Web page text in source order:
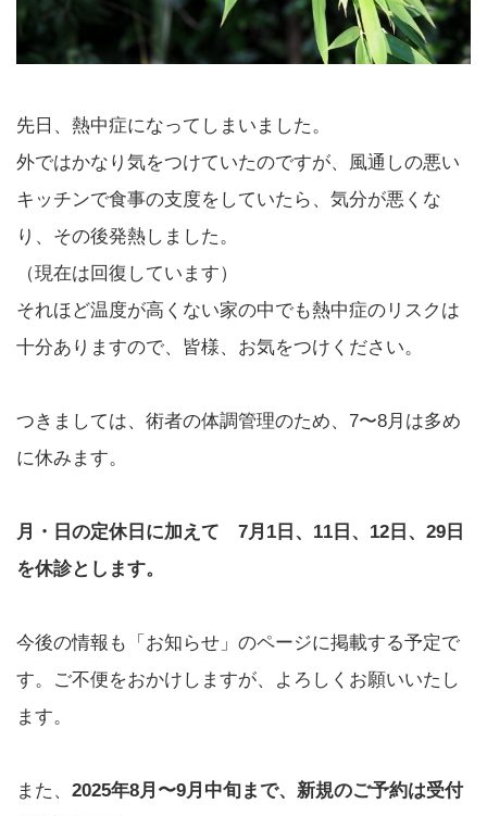
先日、熱中症になってしまいました。
外ではかなり気をつけていたのですが、風通しの悪い
キッチンで食事の支度をしていたら、気分が悪くな
り、その後発熱しました。
（現在は回復しています）
それほど温度が高くない家の中でも熱中症のリスクは
十分ありますので、皆様、お気をつけください。
つきましては、術者の体調管理のため、7〜8月は多め
に休みます。
月・日の定休日に加えて 7月1日、11日、12日、29日
を休診とします。
今後の情報も「お知らせ」のページに掲載する予定で
す。ご不便をおかけしますが、よろしくお願いいたし
ます。
また、 2025年8月〜9月中旬まで、新規のご予約は受付